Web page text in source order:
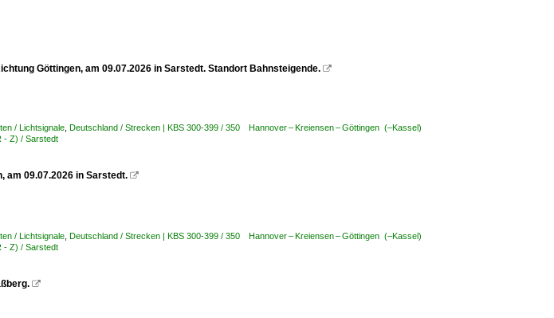
Göttingen, am 09.07.2026 in Sarstedt. Standort Bahnsteigende. 
/ Lichtsignale Deutschland / Strecken | KBS 300-399 / 350 Hannover – Kreiensen – Göttingen (–Kassel)
- Z) / Sarstedt
am 09.07.2026 in Sarstedt. 
/ Lichtsignale Deutschland / Strecken | KBS 300-399 / 350 Hannover – Kreiensen – Göttingen (–Kassel)
- Z) / Sarstedt
